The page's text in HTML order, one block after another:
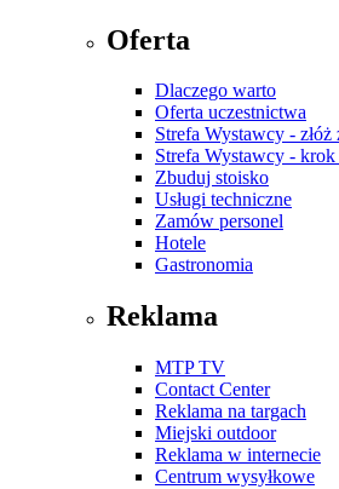
Oferta
Dlaczego warto
Oferta uczestnictwa
Strefa Wystawcy -
Strefa Wystawcy -
Zbuduj stoisko
Usługi techniczne
Zamów personel
Hotele
Gastronomia
Reklama
MTP TV
Contact Center
Reklama na targach
Miejski outdoor
Reklama w internecie
Centrum wysyłkowe